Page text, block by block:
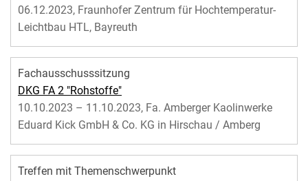
06.12.2023, Fraunhofer Zentrum für Hochtemperatur-
Leichtbau HTL, Bayreuth
Fachausschusssitzung
DKG FA 2 "Rohstoffe"
10.10.2023 – 11.10.2023, Fa. Amberger Kaolinwerke
Eduard Kick GmbH & Co. KG in Hirschau / Amberg
Treffen mit Themenschwerpunkt